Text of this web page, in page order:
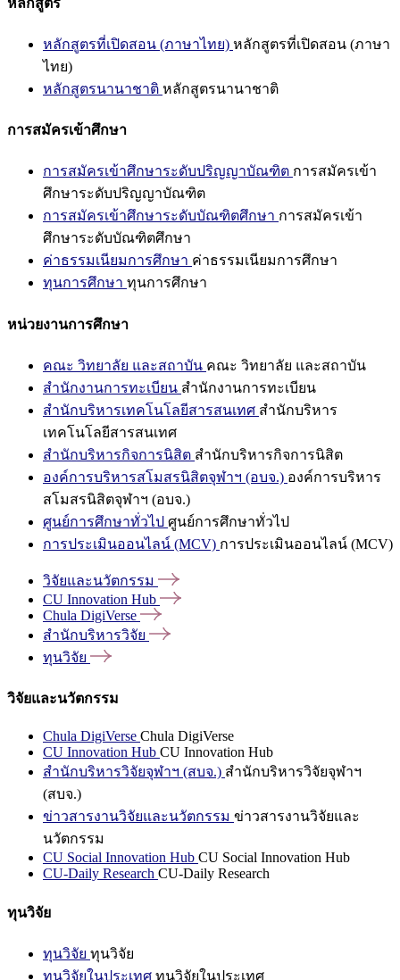
หลักสูตรที่เปิดสอน (ภาษาไทย) หลักสูตรที่เปิดสอน (ภาษา
ไทย)
หลักสูตรนานาชาติ หลักสูตรนานาชาติ
การสมัครเข้าศึกษา
การสมัครเข้าศึกษาระดับปริญญาบัณฑิต การสมัครเข้า
ศึกษาระดับปริญญาบัณฑิต
การสมัครเข้าศึกษาระดับบัณฑิตศึกษา การสมัครเข้า
ศึกษาระดับบัณฑิตศึกษา
ค่าธรรมเนียมการศึกษา ค่าธรรมเนียมการศึกษา
ทุนการศึกษา ทุนการศึกษา
หน่วยงานการศึกษา
คณะ วิทยาลัย และสถาบัน คณะ วิทยาลัย และสถาบัน
สำนักงานการทะเบียน สำนักงานการทะเบียน
สำนักบริหารเทคโนโลยีสารสนเทศ สำนักบริหาร
เทคโนโลยีสารสนเทศ
สำนักบริหารกิจการนิสิต สำนักบริหารกิจการนิสิต
องค์การบริหารสโมสรนิสิตจุฬาฯ (อบจ.) องค์การบริหาร
สโมสรนิสิตจุฬาฯ (อบจ.)
ศูนย์การศึกษาทั่วไป ศูนย์การศึกษาทั่วไป
การประเมินออนไลน์ (MCV) การประเมินออนไลน์ (MCV)
วิจัยและนวัตกรรม
CU Innovation Hub
Chula DigiVerse
สำนักบริหารวิจัย
ทุนวิจัย
วิจัยและนวัตกรรม
Chula DigiVerse Chula DigiVerse
CU Innovation Hub CU Innovation Hub
สำนักบริหารวิจัยจุฬาฯ (สบจ.) สำนักบริหารวิจัยจุฬาฯ
(สบจ.)
ข่าวสารงานวิจัยและนวัตกรรม ข่าวสารงานวิจัยและ
นวัตกรรม
CU Social Innovation Hub CU Social Innovation Hub
CU-Daily Research CU-Daily Research
ทุนวิจัย
ทุนวิจัย ทุนวิจัย
ทุนวิจัยในประเทศ ทุนวิจัยในประเทศ